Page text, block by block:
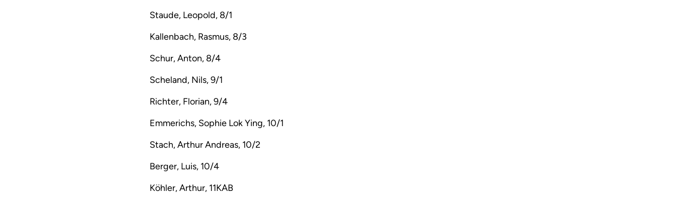
Staude, Leopold, 8/1
Kallenbach, Rasmus, 8/3
Schur, Anton, 8/4
Scheland, Nils, 9/1
Richter, Florian, 9/4
Emmerichs, Sophie Lok Ying, 10/1
Stach, Arthur Andreas, 10/2
Berger, Luis, 10/4
Köhler, Arthur, 11KAB